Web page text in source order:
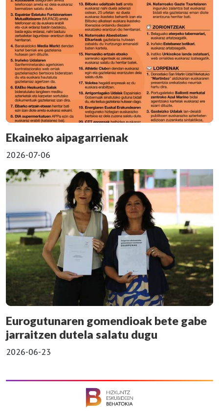
Ekaineko aipagarrienak
2026-07-06
Eurogutunaren gomendioak bete gabe
jarraitzen dutela salatu dugu
2026-06-23